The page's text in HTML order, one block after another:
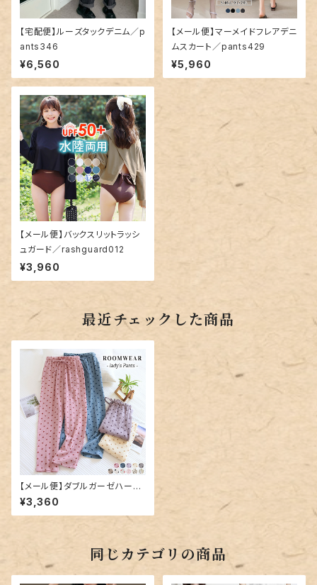
【宅配便】ルーズタックデニム／p
ants346
¥6,560
【メール便】マーメイドフレアデニ
ムスカート／pants429
¥5,960
【メール便】バックスリットラッシ
ュガード／rashguard012
¥3,960
最近チェックした商品
【メール便】ダブルガーゼハート
ルームウェア パンツ／roomwe
ar206
¥3,360
同じカテゴリの商品